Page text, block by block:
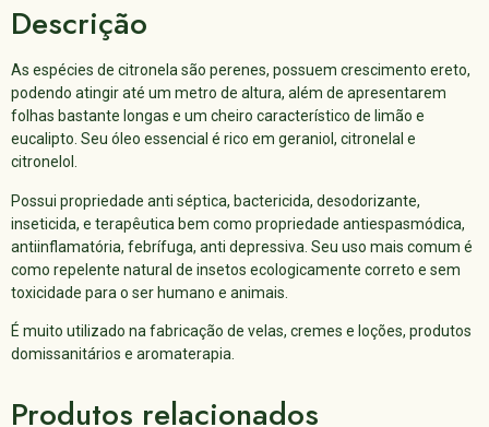
Descrição
As espécies de citronela são perenes, possuem crescimento ereto,
podendo atingir até um metro de altura, além de apresentarem
folhas bastante longas e um cheiro característico de limão e
eucalipto. Seu óleo essencial é rico em geraniol, citronelal e
citronelol.
Possui propriedade anti séptica, bactericida, desodorizante,
inseticida, e terapêutica bem como propriedade antiespasmódica,
antiinflamatória, febrífuga, anti depressiva. Seu uso mais comum é
como repelente natural de insetos ecologicamente correto e sem
toxicidade para o ser humano e animais.
É muito utilizado na fabricação de velas, cremes e loções, produtos
domissanitários e aromaterapia.
Produtos relacionados